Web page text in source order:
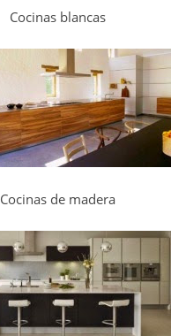
Cocinas blancas
Cocinas de madera